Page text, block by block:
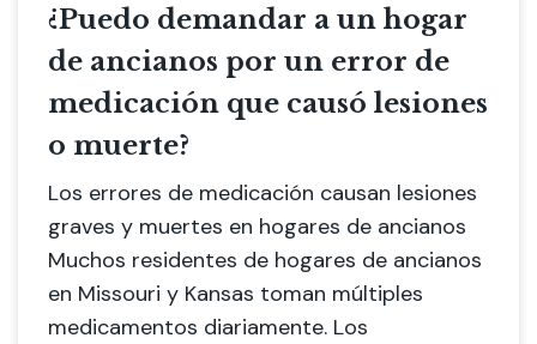
¿Puedo demandar a un hogar
de ancianos por un error de
medicación que causó lesiones
o muerte?
Los errores de medicación causan lesiones
graves y muertes en hogares de ancianos
Muchos residentes de hogares de ancianos
en Missouri y Kansas toman múltiples
medicamentos diariamente. Los